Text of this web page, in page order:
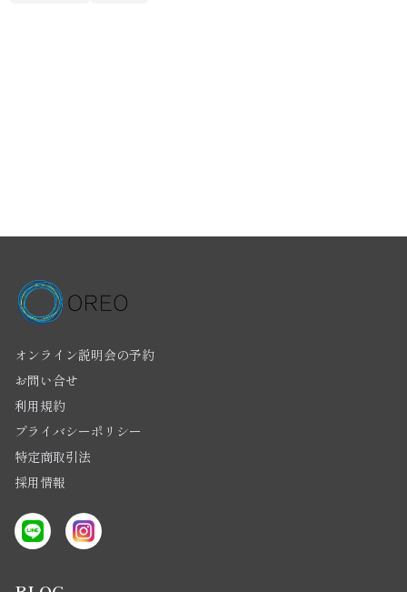
オンライン説明会の予約
お問い合せ
利用規約
プライバシーポリシー
特定商取引法
採用情報